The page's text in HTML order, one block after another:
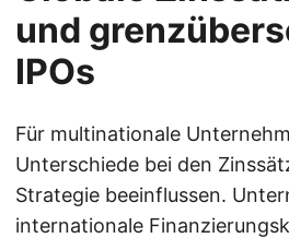
und
IPOs
Für multinationale
Unterschiede bei den
Strategie beeinflussen.
internationale